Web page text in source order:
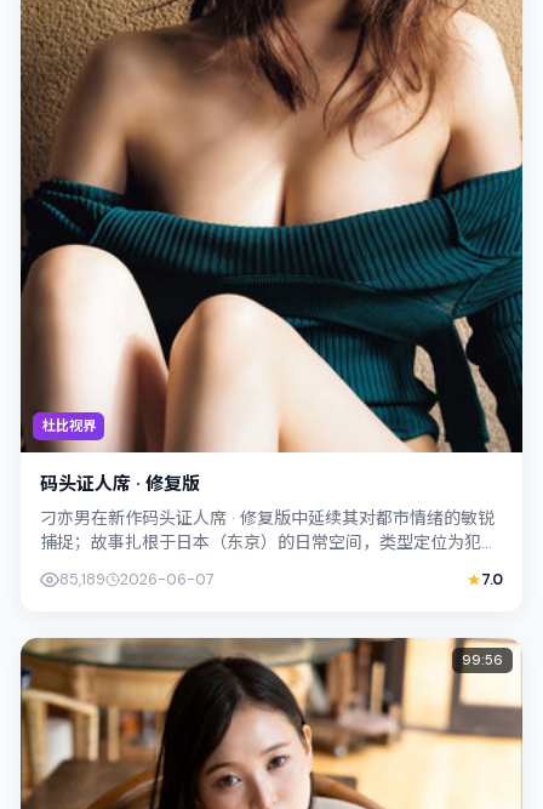
杜比视界
码头证人席 · 修复版
刁亦男在新作码头证人席 · 修复版中延续其对都市情绪的敏锐
捕捉；故事扎根于日本（东京）的日常空间，类型定位为犯
85,189 2026-06-07 7.0
99:56